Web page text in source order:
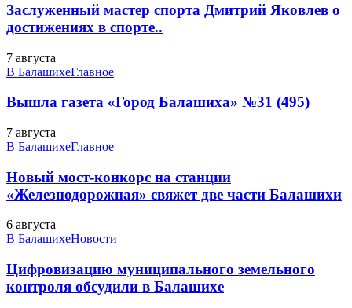
Заслуженный мастер спорта Дмитрий Яковлев о
достижениях в спорте..
7 августа
В БалашихеГлавное
Вышла газета «Город Балашиха» №31 (495)
7 августа
В БалашихеГлавное
Новый мост-конкорс на станции
«Железнодорожная» свяжет две части Балашихи
6 августа
В БалашихеНовости
Цифровизацию муниципального земельного
контроля обсудили в Балашихе